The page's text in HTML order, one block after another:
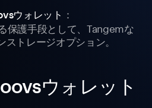
ウォレット ：
保護手段として、Tangemな
トレージオプション。
ウォレット